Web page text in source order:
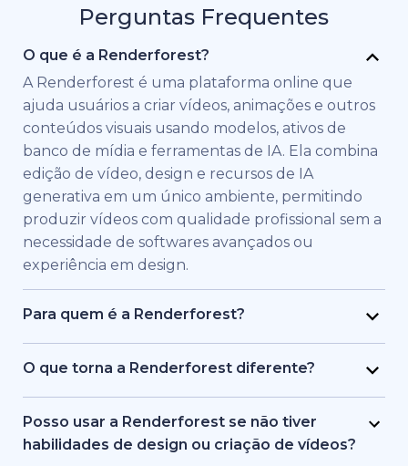
Perguntas Frequentes
O que é a Renderforest?
A Renderforest é uma plataforma online que
ajuda usuários a criar vídeos, animações e outros
conteúdos visuais usando modelos, ativos de
banco de mídia e ferramentas de IA. Ela combina
edição de vídeo, design e recursos de IA
generativa em um único ambiente, permitindo
produzir vídeos com qualidade profissional sem a
necessidade de softwares avançados ou
experiência em design.
Para quem é a Renderforest?
A Renderforest foi criada para indivíduos e
equipes que precisam de vídeos de alta
empresas, equipes de RH, freelancers e criadores
de conteúdo que desejam produzir vídeos de
O que torna a Renderforest diferente?
A Renderforest combina múltiplos modelos de IA
e geração de vídeo em uma única plataforma. Os
usuários podem criar, editar e exportar vídeos de
Posso usar a Renderforest se não tiver
habilidades de design ou criação de vídeos?